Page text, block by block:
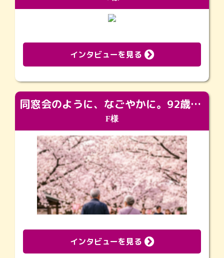
インタビューを見る
同窓会のように、なごやかに。92歳の旅立ちを彩った、再会と感謝の場
F様
インタビューを見る